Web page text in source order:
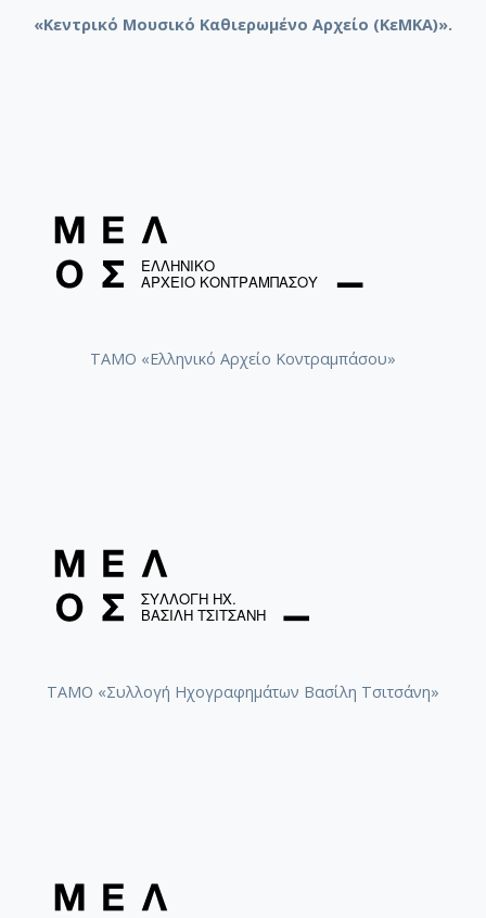
«Κεντρικό Μουσικό Καθιερωμένο Αρχείο (ΚεΜΚΑ)».
ΤΑΜΟ «Ελληνικό Αρχείο Κοντραμπάσου»
ΤΑΜΟ «Συλλογή Ηχογραφημάτων Βασίλη Τσιτσάνη»